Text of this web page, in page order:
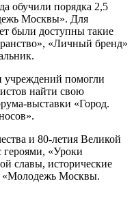
обучили порядка 2,5
Москвы». Для
были доступны такие
«Личный бренд»
помогли
найти свою
выставки «Город.
и 80-летия Великой
героями, «Уроки
славы, исторические
«Молодежь Москвы.